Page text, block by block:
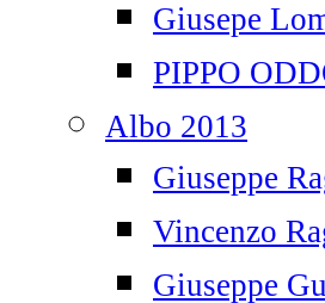
Giusepe
PIPPO
Albo 2013
Giuseppe
Vincenzo
Giuseppe